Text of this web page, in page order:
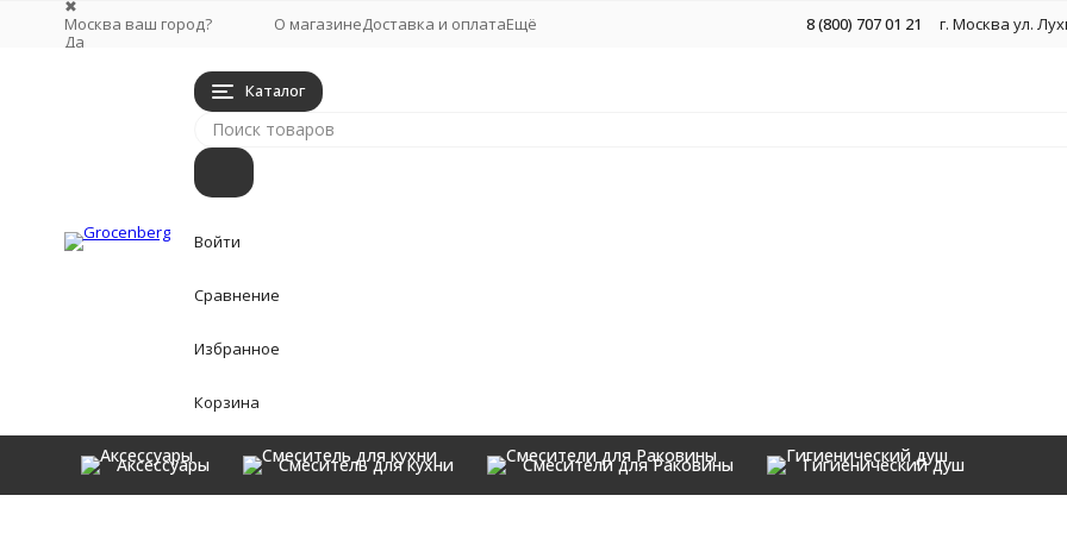
✖
Москва ваш город?
Да
О магазинеДоставка и оплатаЕщё 8 (800) 707 01 21 г. Москва ул.
Каталог
Войти
Сравнение
Избранное
Корзина
Аксессуары Смеситель для кухни Смесители для Раковины Гигиенический душ